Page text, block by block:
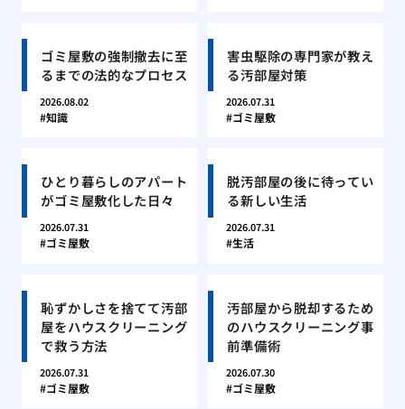
ゴミ屋敷の強制撤去に至
るまでの法的なプロセス
2026.08.02
知識
害虫駆除の専門家が教え
る汚部屋対策
2026.07.31
ゴミ屋敷
ひとり暮らしのアパート
がゴミ屋敷化した日々
2026.07.31
ゴミ屋敷
脱汚部屋の後に待ってい
る新しい生活
2026.07.31
生活
恥ずかしさを捨てて汚部
屋をハウスクリーニング
で救う方法
2026.07.31
ゴミ屋敷
汚部屋から脱却するため
のハウスクリーニング事
前準備術
2026.07.30
ゴミ屋敷